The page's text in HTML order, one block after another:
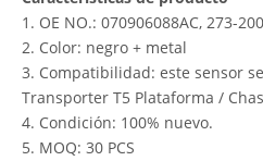
1. OE NO.: 070906088AC, 273-
2. Color: negro + metal
3. Compatibilidad: este sensor
Transporter T5 Plataforma /
4. Condición: 100% nuevo.
5. MOQ: 30 PCS